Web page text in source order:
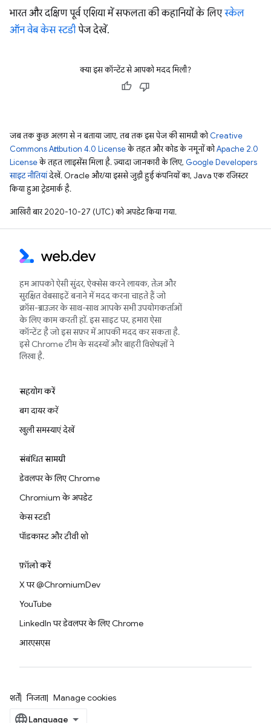
भारत और दक्षिण पूर्व एशिया में सफलता की कहानियों के लिएस्केल
ऑन वेब केस स्टडीपेज देखें.
क्या इस कॉन्टेंट से आपको मदद मिली?
जब तक कुछ अलग से न बताया जाए, तब तक इस पेज की सामग्री कोCreative
Commons Attribution 4.0 Licenseके तहत और कोड के नमूनों कोApache 2.0
Licenseके तहत लाइसेंस मिला है. ज़्यादा जानकारी के लिए, Google Developers
साइट नीतियांदेखें. Oracle और/या इससे जुड़ी हुई कंपनियों का, Java एक रजिस्टर
किया हुआ ट्रेडमार्क है.
आखिरी बार 2020-10-27 (UTC) को अपडेट किया गया.
हम आपको ऐसी सुंदर, ऐक्सेस करने लायक, तेज़ और
सुरक्षित वेबसाइटें बनाने में मदद करना चाहते हैं जो
क्रॉस-ब्राउज़र के साथ-साथ आपके सभी उपयोगकर्ताओं
के लिए काम करती हों. इस साइट पर, हमारा ऐसा
कॉन्टेंट है जो इस सफ़र में आपकी मदद कर सकता है.
इसे Chrome टीम के सदस्यों और बाहरी विशेषज्ञों ने
लिखा है.
सहयोग करें
बग दायर करें
खुली समस्याएं देखें
संबंधित सामग्री
डेवलपर के लिए Chrome
Chromium के अपडेट
केस स्टडी
पॉडकास्ट और टीवी शो
फ़ॉलो करें
X पर @ChromiumDev
YouTube
LinkedIn पर डेवलपर के लिए Chrome
आरएसएस
शर्तें निजता Manage cookies